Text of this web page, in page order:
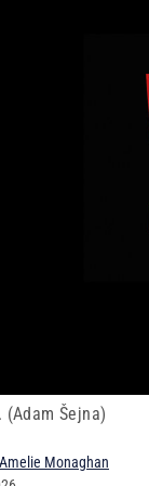
Šejna)
Monaghan